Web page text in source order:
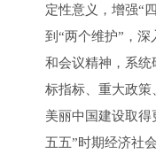
定性意义，增强“
到“两个维护”，
和会议精神，系统
标指标、重大政策
美丽中国建设取
五五”时期经济社